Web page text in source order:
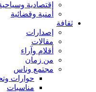
إقتصادية
أمنية وقضائية
ثقافة
إصدارات
مقالات
أقلام وآراء
من زمان
مجتمع وناس
حوارات
مناسبات